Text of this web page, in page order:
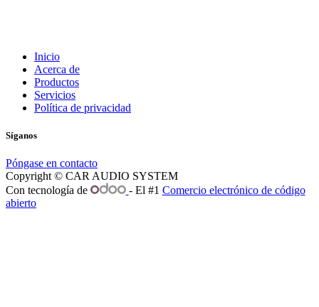
Inicio
Acerca de
Productos
Servicios
Política de privacidad
Síganos
Póngase en contacto
Copyright © CAR AUDIO SYSTEM
Con tecnología de
- El #1 Comercio electrónico de código
abierto